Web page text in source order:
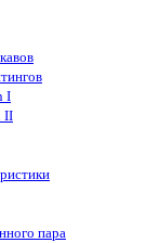
I
II
пара